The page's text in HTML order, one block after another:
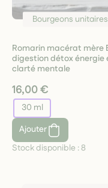
Bourgeons unitaires
Romarin macérat mère
digestion détox énergie
clarté mentale
16,00 €
30 ml
Ajouter
Stock disponible :8